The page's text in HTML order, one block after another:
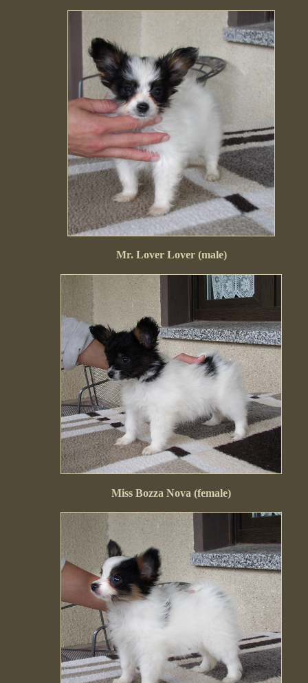
Mr. Lover Lover (male)
Miss Bozza Nova (female)